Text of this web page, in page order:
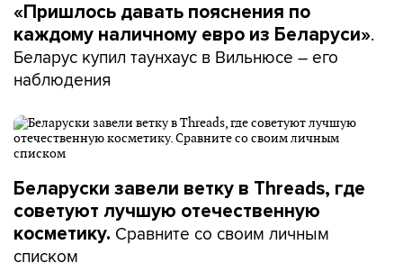
«Пришлось давать пояснения по
каждому наличному евро из Беларуси».
Беларус купил таунхаус в Вильнюсе – его
наблюдения
Беларуски завели ветку в Threads, где
советуют лучшую отечественную
косметику. Сравните со своим личным
списком